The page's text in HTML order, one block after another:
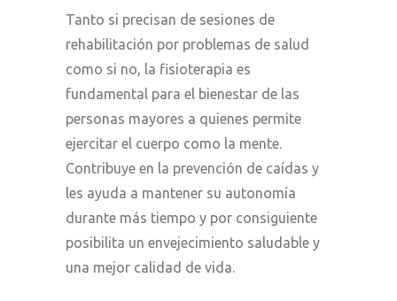
Tanto si precisan de sesiones de
rehabilitación por problemas de salud
como si no, la fisioterapia es
fundamental para el bienestar de las
personas mayores a quienes permite
ejercitar el cuerpo como la mente.
Contribuye en la prevención de caídas y
les ayuda a mantener su autonomía
durante más tiempo y por consiguiente
posibilita un envejecimiento saludable y
una mejor calidad de vida.